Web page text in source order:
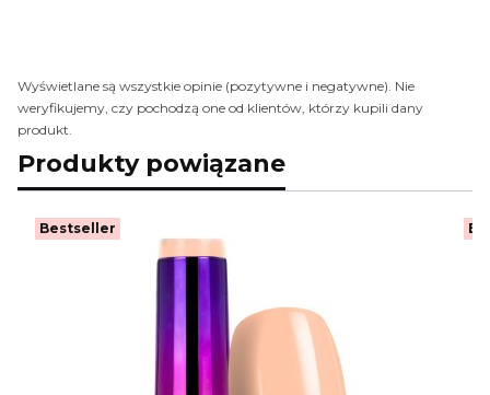
Wyświetlane są wszystkie opinie (pozytywne i negatywne). Nie
weryfikujemy, czy pochodzą one od klientów, którzy kupili dany
produkt.
Produkty powiązane
Bestseller